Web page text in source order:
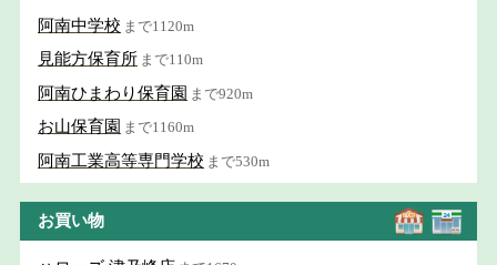
阿南中学校 まで1120m
見能方保育所 まで110m
阿南ひまわり保育園 まで920m
お山保育園 まで1160m
阿南工業高等専門学校 まで530m
お買い物